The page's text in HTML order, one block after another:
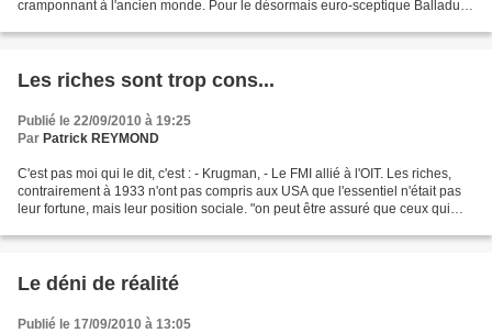
cramponnant à l'ancien monde. Pour le désormais euro-sceptique Balladur
Les riches sont trop cons...
Publié le 22/09/2010 à 19:25
Par Patrick REYMOND
C'est pas moi qui le dit, c'est : - Krugman, - Le FMI allié à l'OIT. Les riches,
contrairement à 1933 n'ont pas compris aux USA que l'essentiel n'était pas
leur fortune, mais leur position sociale. "on peut être assuré que ceux qui
Le déni de réalité
Publié le 17/09/2010 à 13:05